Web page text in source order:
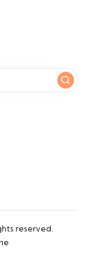
reserved.